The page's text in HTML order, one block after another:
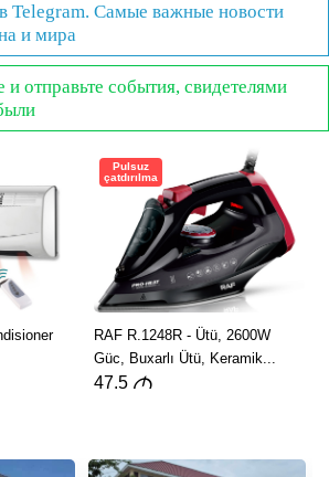
Telegram. Самые важные новости
и мира
и отправьте события, свидетелями